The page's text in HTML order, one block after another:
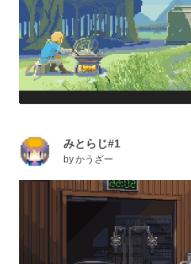
みとらじ#1
byかうざー